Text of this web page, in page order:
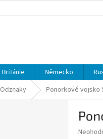
Británie Německo
Odznaky Ponorkové vojsko